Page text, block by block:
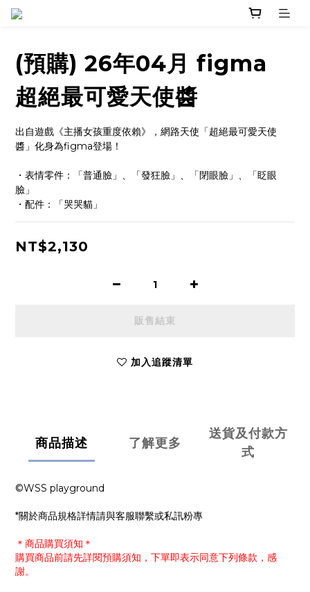
(預購) 26年04月 figma
超絕最可愛天使醬
出自遊戲《主播女孩重度依賴》，網路天使「超絕最可愛天使
醬」化身為figma登場！
・表情零件：「普通臉」、「發狂臉」、「閉眼臉」、「眨眼
臉」
・配件：「哭哭貓」
NT$2,130
販售結束
加入追蹤清單
商品描述 了解更多
送貨及付款方
式
©WSS playground
*關於商品規格詳情請與客服聯繫或私訊粉專
＊商品購買須知＊
購買商品前請先詳閱預購須知，下單即表示同意下列條款，感
謝。